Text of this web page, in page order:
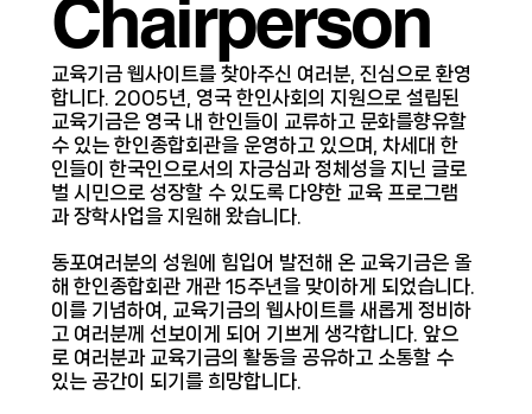
Chairperson
교육기금 웹사이트를 찾아주신 여러분, 진심으로 환영
합니다. 2005년, 영국 한인사회의 지원으로 설립된
교육기금은 영국 내 한인들이 교류하고 문화를향유할
수 있는 한인종합회관을 운영하고 있으며, 차세대 한
인들이 한국인으로서의 자긍심과 정체성을 지닌 글로
벌 시민으로 성장할 수 있도록 다양한 교육 프로그램
과 장학사업을 지원해 왔습니다.
동포여러분의 성원에 힘입어 발전해 온 교육기금은 올
해 한인종합회관 개관 15주년을 맞이하게 되었습니다.
이를 기념하여, 교육기금의 웹사이트를 새롭게 정비하
고 여러분께 선보이게 되어 기쁘게 생각합니다. 앞으
로 여러분과 교육기금의 활동을 공유하고 소통할 수
있는 공간이 되기를 희망합니다.